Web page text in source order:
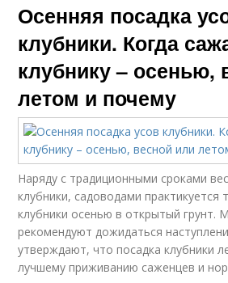
Осенняя посадка
клубники. Когда
клубнику – осенью,
летом и почему
Наряду с традиционными сроками
клубники, садоводами практикуется
клубники осенью в открытый грунт.
рекомендуют дожидаться
утверждают, что посадка клубники
лучшему приживанию саженцев и